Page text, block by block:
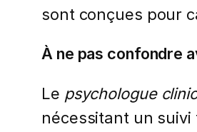
sont conçues pour
À ne pas confondre
Le psychologue
nécessitant un